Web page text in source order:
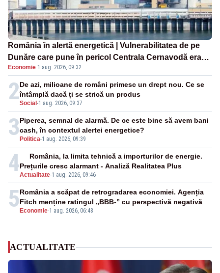
România în alertă energetică | Vulnerabilitatea de pe
Dunăre care pune în pericol Centrala Cernavodă era
cunoscută de pe vremea lui Ceaușescu
Economie·1 aug. 2026, 09:32
2Social -1 aug. 2026, 09:37
De azi, milioane de români primesc un drept nou. Ce se
întâmplă dacă ți se strică un produs
3 Politica-1 aug. 2026, 09:39
Piperea, semnal de alarmă. De ce este bine să avem bani
cash, în contextul alertei energetice?
4Actualitate-1 aug. 2026, 09:46
România, la limita tehnică a importurilor de energie.
Prețurile cresc alarmant - Analiză Realitatea Plus
5 Economie-1 aug. 2026, 06:48
România a scăpat de retrogradarea economiei. Agenția
Fitch menține ratingul „BBB-” cu perspectivă negativă
ACTUALITATE